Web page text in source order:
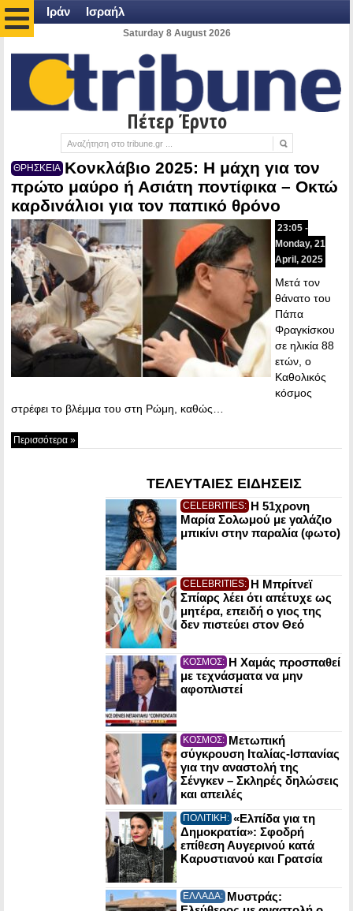
Ιράν Ισραήλ
Saturday 8 August 2026
Πέτερ Έρντο
ΘΡΗΣΚΕΙΑ Κονκλάβιο 2025: Η μάχη για τον
πρώτο μαύρο ή Ασιάτη ποντίφικα – Οκτώ
καρδινάλιοι για τον παπικό θρόνο
23:05 -
Monday, 21
April, 2025
Μετά τον
θάνατο του
Πάπα
Φραγκίσκου
σε ηλικία 88
ετών, ο
Καθολικός
κόσμος
στρέφει το βλέμμα του στη Ρώμη, καθώς…
Περισσότερα »
ΤΕΛΕΥΤΑΙΕΣ ΕΙΔΗΣΕΙΣ
CELEBRITIES: Η 51χρονη
Μαρία Σολωμού με γαλάζιο
μπικίνι στην παραλία (φωτο)
CELEBRITIES: Η Μπρίτνεϊ
Σπίαρς λέει ότι απέτυχε ως
μητέρα, επειδή ο γιος της
δεν πιστεύει στον Θεό
ΚΟΣΜΟΣ: Η Χαμάς προσπαθεί
με τεχνάσματα να μην
αφοπλιστεί
ΚΟΣΜΟΣ: Μετωπική
σύγκρουση Ιταλίας-Ισπανίας
για την αναστολή της
Σένγκεν – Σκληρές δηλώσεις
και απειλές
ΠΟΛΙΤΙΚΗ: «Ελπίδα για τη
Δημοκρατία»: Σφοδρή
επίθεση Αυγερινού κατά
Καρυστιανού και Γρατσία
ΕΛΛΑΔΑ: Μυστράς: